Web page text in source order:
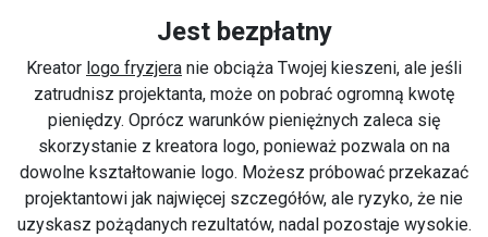
Jest bezpłatny
Kreator logo fryzjera nie obciąża Twojej kieszeni, ale jeśli
zatrudnisz projektanta, może on pobrać ogromną kwotę
pieniędzy. Oprócz warunków pieniężnych zaleca się
skorzystanie z kreatora logo, ponieważ pozwala on na
dowolne kształtowanie logo. Możesz próbować przekazać
projektantowi jak najwięcej szczegółów, ale ryzyko, że nie
uzyskasz pożądanych rezultatów, nadal pozostaje wysokie.